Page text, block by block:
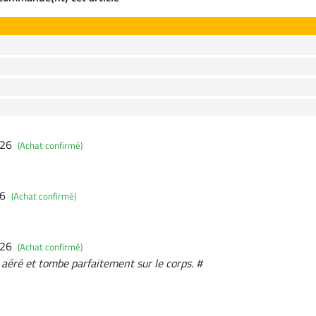
(Achat confirmé)
(Achat confirmé)
(Achat confirmé)
et tombe parfaitement sur le corps. #